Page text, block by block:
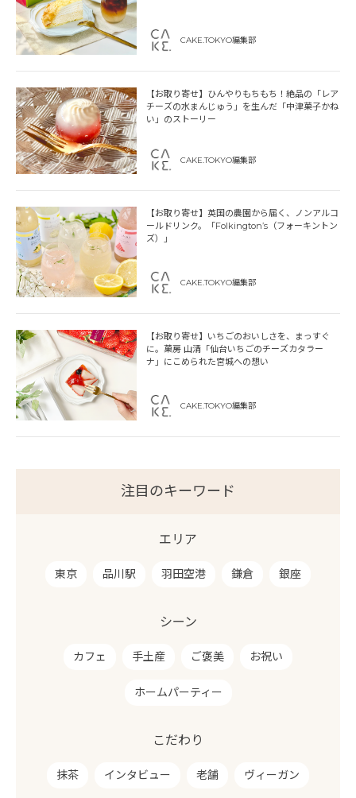
CAKE.TOKYO編集部
【お取り寄せ】ひんやりもちもち！絶品の「レア
チーズの水まんじゅう」を生んだ「中津菓子かね
い」のストーリー
CAKE.TOKYO編集部
【お取り寄せ】英国の農園から届く、ノンアルコ
ールドリンク。「Folkington’s（フォーキントン
ズ）」
CAKE.TOKYO編集部
【お取り寄せ】いちごのおいしさを、まっすぐ
に。菓房 山清「仙台いちごのチーズカタラー
ナ」にこめられた宮城への想い
CAKE.TOKYO編集部
注目のキーワード
エリア
東京 品川駅 羽田空港 鎌倉 銀座
シーン
カフェ 手土産 ご褒美 お祝い
ホームパーティー
こだわり
抹茶 インタビュー 老舗 ヴィーガン